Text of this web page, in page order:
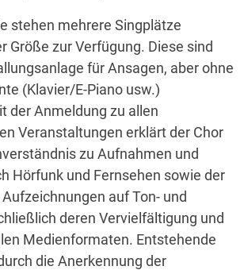
stehen mehrere Singplätze
Größe zur Verfügung. Diese sind
für Ansagen, aber ohne
(Klavier/E-Piano usw.)
der Anmeldung zu allen
Veranstaltungen erklärt der Chor
zu Aufnahmen und
Hörfunk und Fernsehen sowie der
auf Ton- und
deren Vervielfältigung und
Medienformaten. Entstehende
die Anerkennung der